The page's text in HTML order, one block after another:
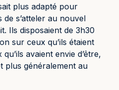
plus adapté pour
s’atteler au nouvel
Ils disposaient de 3h30
sur ceux qu’ils étaient
avaient envie d’être,
plus généralement au